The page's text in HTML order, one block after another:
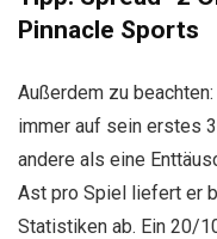
Pinnacle Sports
Außerdem zu
immer auf sein erstes
andere als eine
Ast pro Spiel liefert er
Statistiken ab. Ein 20/